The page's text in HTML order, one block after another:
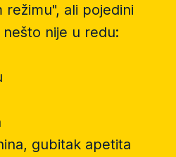
ali pojedini
nije u redu:
gubitak apetita